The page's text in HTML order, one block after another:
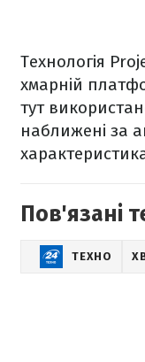
Технологія
хмарній
тут
наближені за
Пов'язані
ТЕХНО